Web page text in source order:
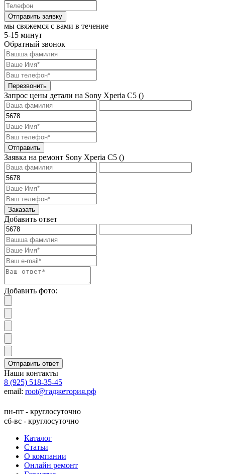
Отправить заявку
мы свяжемся с вами в течение
5-15 минут
Обратный звонок
Перезвонить
Запрос цены детали на Sony Xperia C5 ()
Отправить
Заявка на ремонт Sony Xperia C5 ()
Заказать
Добавить ответ
Добавить фото:
Отправить ответ
Наши контакты
8 (925) 518-35-45
email: root@гаджетория.рф
пн-пт - круглосуточно
сб-вс - круглосуточно
Каталог
Статьи
О компании
Онлайн ремонт